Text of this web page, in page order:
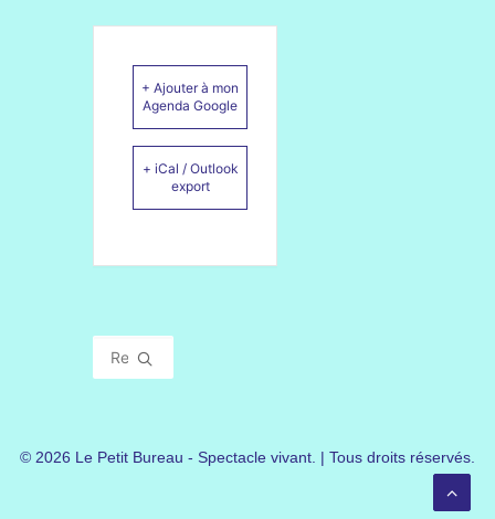
+ Ajouter à mon
Agenda Google
+ iCal / Outlook
export
© 2026 Le Petit Bureau - Spectacle vivant. | Tous droits réservés.